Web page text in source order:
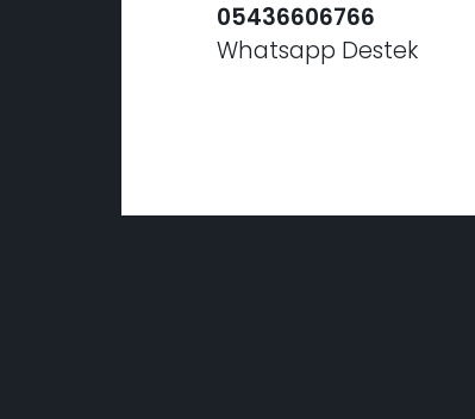
05436606766
Whatsapp Destek